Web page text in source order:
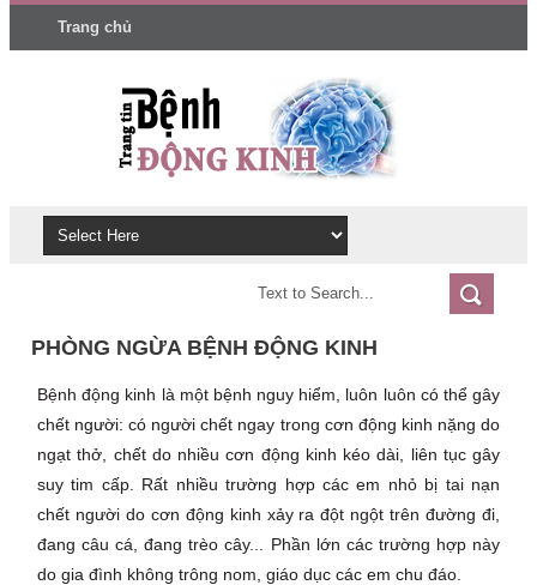
Trang chủ
PHÒNG NGỪA BỆNH ĐỘNG KINH
Bệnh động kinh là một bệnh nguy hiểm, luôn luôn có thể gây
chết người: có người chết ngay trong cơn động kinh nặng do
ngạt thở, chết do nhiều cơn động kinh kéo dài, liên tục gây
suy tim cấp. Rất nhiều trường hợp các em nhỏ bị tai nạn
chết người do cơn động kinh xảy ra đột ngột trên đường đi,
đang câu cá, đang trèo cây... Phần lớn các trường hợp này
do gia đình không trông nom, giáo dục các em chu đáo.